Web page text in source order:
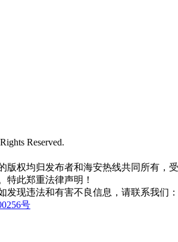
Reserved.
权均归发布者和海安热线共同所有，受
特此郑重法律声明！
现违法和有害不良信息，请联系我们：
号